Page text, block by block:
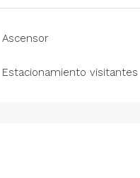
Ascensor
Estacionamiento visitantes